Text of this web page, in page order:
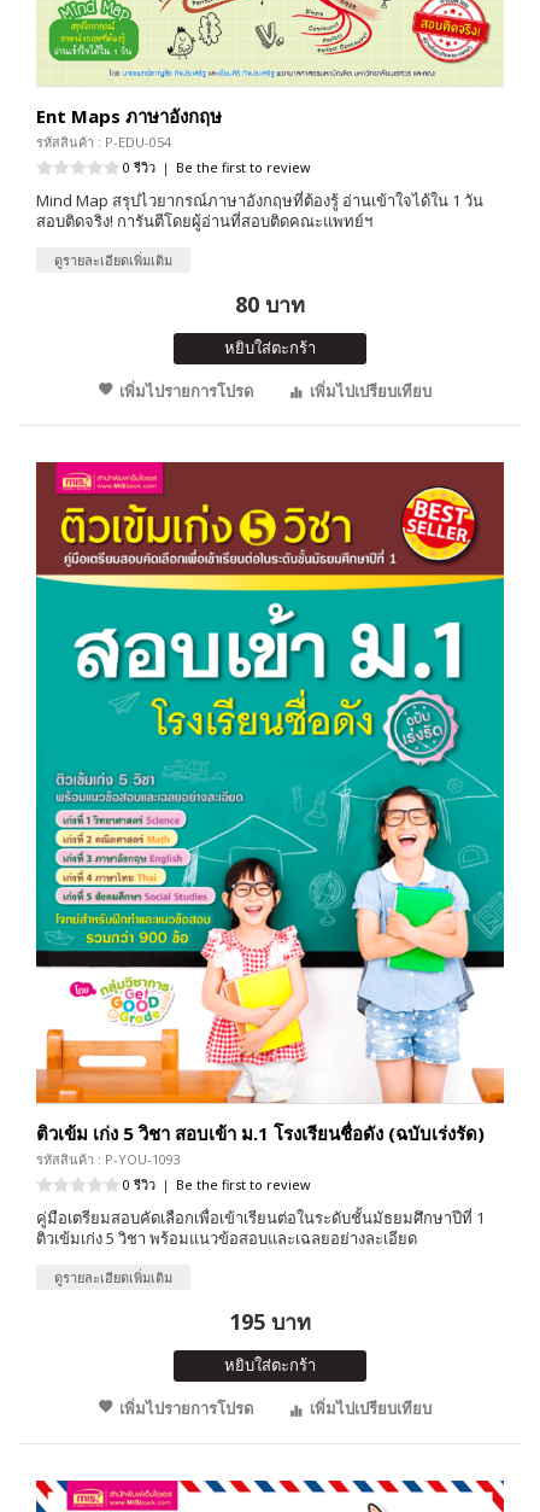
Ent Maps ภาษาอังกฤษ
รหัสสินค้า : P-EDU-054
0 รีวิว | Be the first to review
Mind Map สรุปไวยากรณ์ภาษาอังกฤษที่ต้องรู้ อ่านเข้าใจได้ใน 1 วัน
สอบติดจริง! การันตีโดยผู้อ่านที่สอบติดคณะแพทย์ฯ
ดูรายละเอียดเพิ่มเติม
80 บาท
หยิบใส่ตะกร้า
เพิ่มไปรายการโปรด
เพิ่มไปเปรียบเทียบ
ติวเข้ม เก่ง 5 วิชา สอบเข้า ม.1 โรงเรียนชื่อดัง (ฉบับเร่งรัด)
รหัสสินค้า : P-YOU-1093
0 รีวิว | Be the first to review
คู่มือเตรียมสอบคัดเลือกเพื่อเข้าเรียนต่อในระดับชั้นมัธยมศึกษาปีที่ 1
ติวเข้มเก่ง 5 วิชา พร้อมแนวข้อสอบและเฉลยอย่างละเอียด
ดูรายละเอียดเพิ่มเติม
195 บาท
หยิบใส่ตะกร้า
เพิ่มไปรายการโปรด
เพิ่มไปเปรียบเทียบ